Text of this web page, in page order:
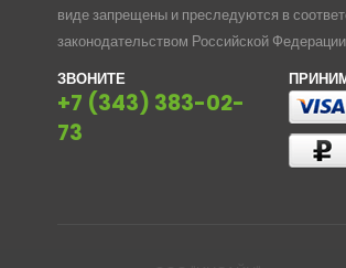
виде запрещены и преследуются в
законодательством Российской
ЗВОНИТЕ
+7 (343) 383-02-
73